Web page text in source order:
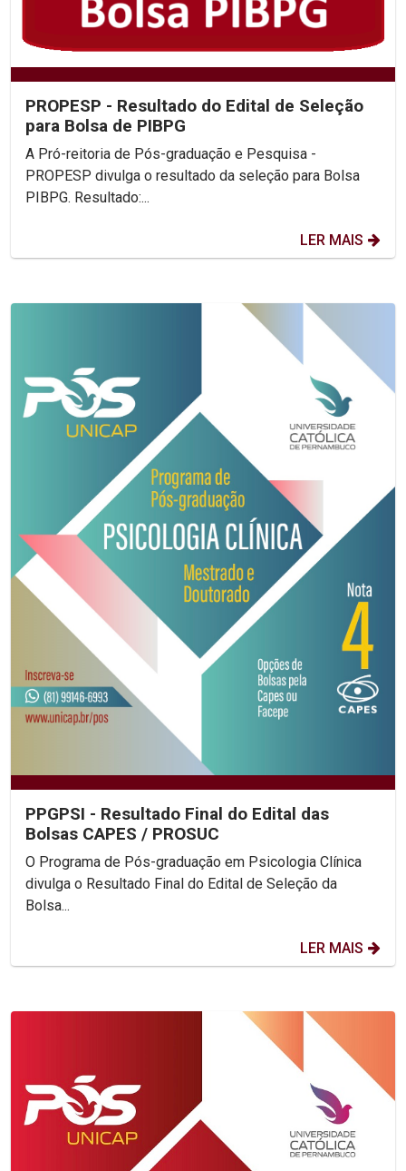
PROPESP - Resultado do Edital de Seleção
para Bolsa de PIBPG
A Pró-reitoria de Pós-graduação e Pesquisa -
PROPESP divulga o resultado da seleção para Bolsa
PIBPG. Resultado:...
LER MAIS
PPGPSI - Resultado Final do Edital das
Bolsas CAPES / PROSUC
O Programa de Pós-graduação em Psicologia Clínica
divulga o Resultado Final do Edital de Seleção da
Bolsa...
LER MAIS